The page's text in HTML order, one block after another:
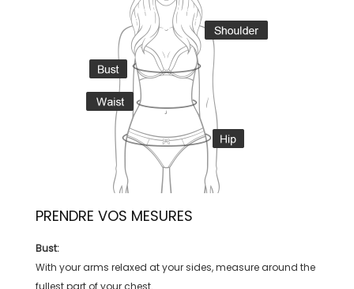
PRENDRE VOS MESURES
Bust:
With your arms relaxed at your sides, measure around the
fullest part of your chest.